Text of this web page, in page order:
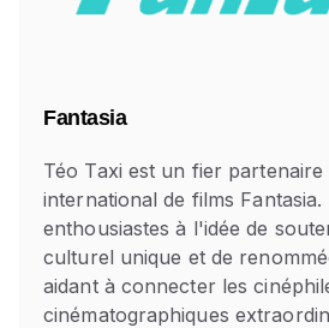
Fantasia
Téo Taxi est un fier partenaire
international de films Fantasia.
enthousiastes à l'idée de
culturel unique et de
aidant à connecter les
cinématographiques